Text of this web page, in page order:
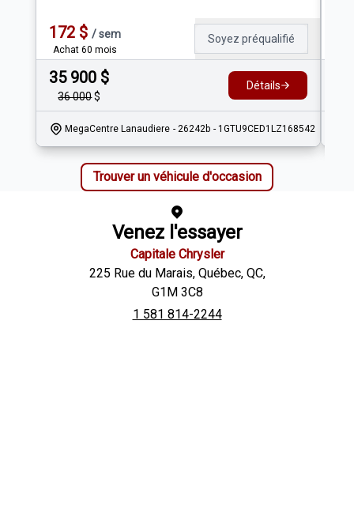
172 $ / sem
Achat 60 mois
Soyez préqualifié
35 900 $
36 000$
Détails
MegaCentre Lanaudiere - 26242b - 1GTU9CED1LZ168542
Trouver un véhicule d'occasion
Venez l'essayer
Capitale Chrysler
225 Rue du Marais, Québec, QC,
G1M 3C8
1 581 814-2244